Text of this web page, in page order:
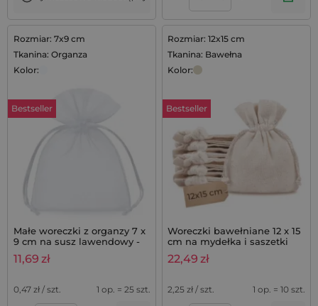
Rozmiar: 7x9 cm
Tkanina: Organza
Kolor:
Bestseller
Małe woreczki z organzy 7 x
9 cm na susz lawendowy -
25 szt.
11,69 zł
0,47 zł / szt. 1 op. = 25 szt.
Rozmiar: 12x15 cm
Tkanina: Bawełna
Kolor:
Bestseller
Woreczki bawełniane 12 x 15
cm na mydełka i saszetki
lawendowe, komplet 10 szt.
22,49 zł
2,25 zł / szt. 1 op. = 10 szt.